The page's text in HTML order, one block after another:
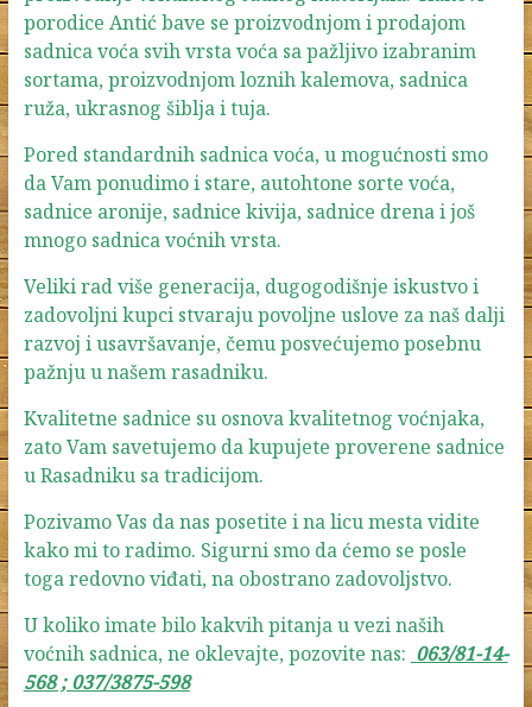
porodice Antić bave se proizvodnjom i prodajom
sadnica voća svih vrsta voća sa pažljivo izabranim
sortama, proizvodnjom loznih kalemova, sadnica
ruža, ukrasnog šiblja i tuja.
Pored standardnih sadnica voća, u mogućnosti smo
da Vam ponudimo i stare, autohtone sorte voća,
sadnice aronije, sadnice kivija, sadnice drena i još
mnogo sadnica voćnih vrsta.
Veliki rad više generacija, dugogodišnje iskustvo i
zadovoljni kupci stvaraju povoljne uslove za naš dalji
razvoj i usavršavanje, čemu posvećujemo posebnu
pažnju u našem rasadniku.
Kvalitetne sadnice su osnova kvalitetnog voćnjaka,
zato Vam savetujemo da kupujete proverene sadnice
u Rasadniku sa tradicijom.
Pozivamo Vas da nas posetite i na licu mesta vidite
kako mi to radimo. Sigurni smo da ćemo se posle
toga redovno viđati, na obostrano zadovoljstvo.
U koliko imate bilo kakvih pitanja u vezi naših
voćnih sadnica, ne oklevajte, pozovite nas: 063/81-14-
568 ; 037/3875-598